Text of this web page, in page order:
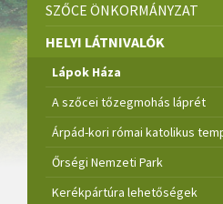
SZŐCE ÖNKORMÁNYZAT
HELYI LÁTNIVALÓK
Lápok Háza
A szőcei tőzegmohás láprét
Árpád-kori római katolikus
Őrségi Nemzeti Park
Kerékpártúra lehetőségek